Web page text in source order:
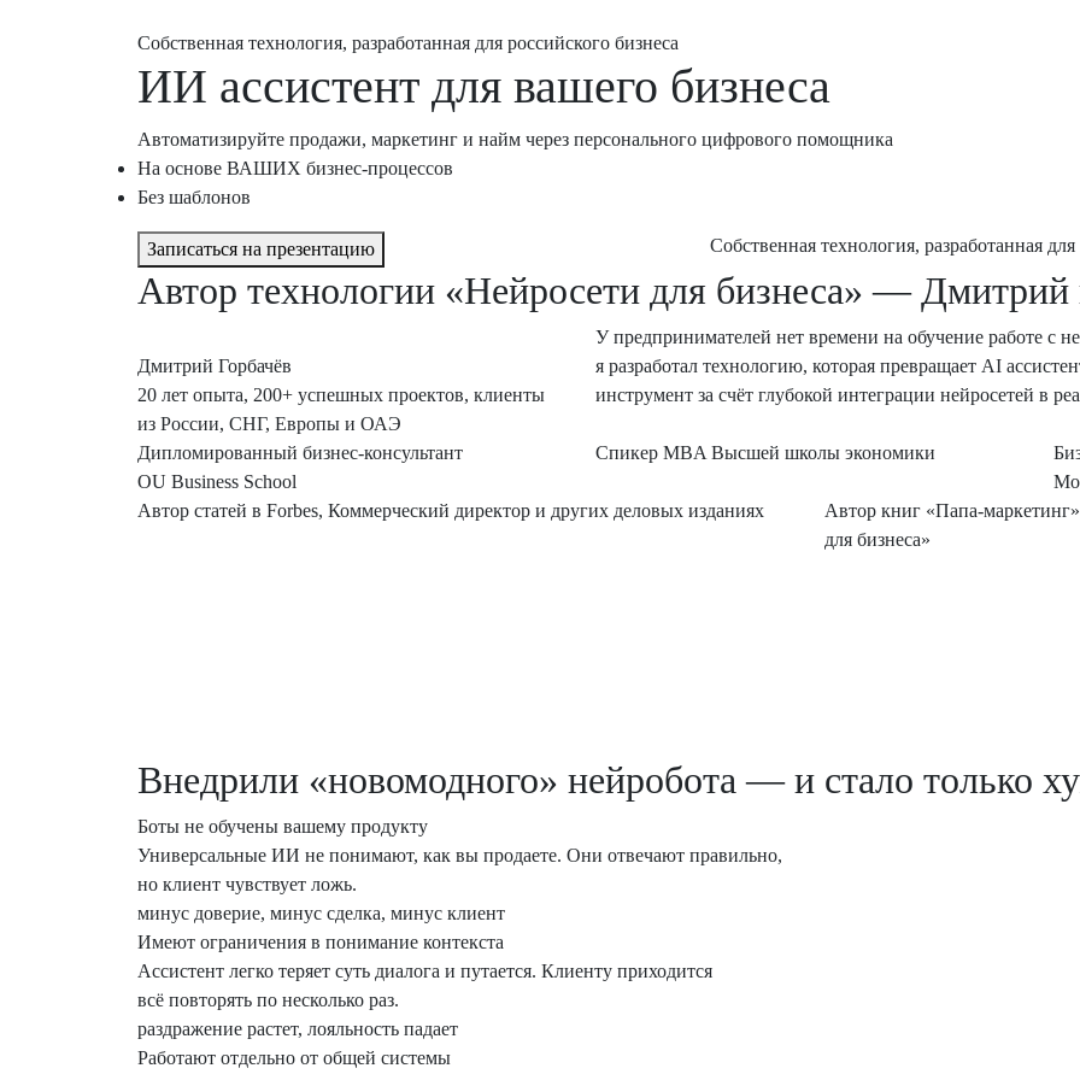
Собственная технология, разработанная для российского бизнеса
ИИ ассистент для вашего бизнеса
Автоматизируйте продажи, маркетинг и найм через персонального цифрового помощника
На основе ВАШИХ бизнес-процессов
Без шаблонов
Записаться на презентацию Собственная технология, разработанная
Автор технологии «Нейросети для бизнеса» — Дмитрий
Дмитрий Горбачёв
20 лет опыта, 200+ успешных проектов, клиенты
из России, СНГ, Европы и ОАЭ
У предпринимателей нет времени на обучение работе с
я разработал технологию, которая превращает AI
инструмент за счёт глубокой интеграции нейросетей в
Дипломированный бизнес-консультант
OU Business School
Спикер MBA Высшей школы экономики
Автор статей в Forbes, Коммерческий директор и других деловых изданиях
Автор книг «Папа-
для бизнеса»
Внедрили «новомодного» нейробота — и стало только
Боты не обучены вашему продукту
Универсальные ИИ не понимают, как вы продаете. Они отвечают правильно,
но клиент чувствует ложь.
минус доверие, минус сделка, минус клиент
Имеют ограничения в понимание контекста
Ассистент легко теряет суть диалога и путается. Клиенту приходится
всё повторять по несколько раз.
раздражение растет, лояльность падает
Работают отдельно от общей системы